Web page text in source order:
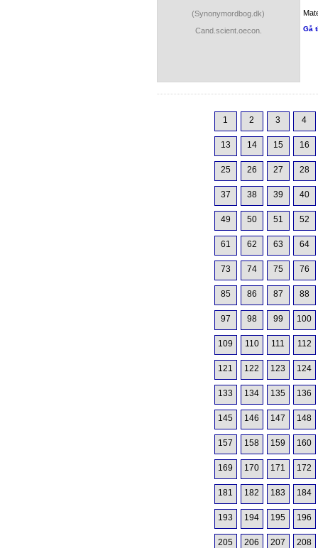
(Synonymordbog.dk)
Cand.scient.oecon.
Gå
1 2 3 4
13 14 15 16
25 26 27 28
37 38 39 40
49 50 51 52
61 62 63 64
73 74 75 76
85 86 87 88
97 98 99 100
109 110 111 112
121 122 123 124
133 134 135 136
145 146 147 148
157 158 159 160
169 170 171 172
181 182 183 184
193 194 195 196
205 206 207 208